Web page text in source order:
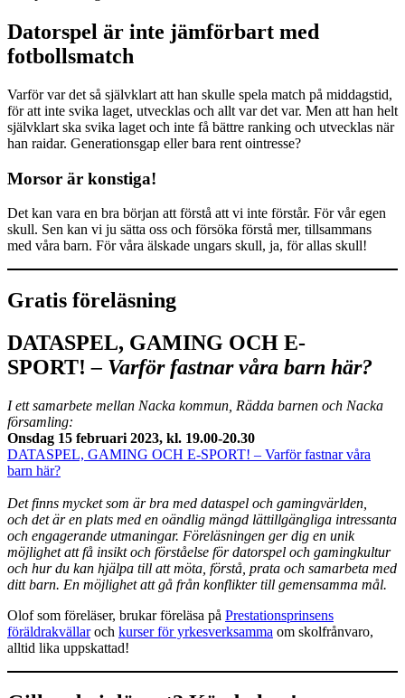
Datorspel är inte jämförbart med
fotbollsmatch
Varför var det så självklart att han skulle spela match på middagstid,
för att inte svika laget, utvecklas och allt var det var. Men att han helt
självklart ska svika laget och inte få bättre ranking och utvecklas när
han raidar. Generationsgap eller bara rent ointresse?
Morsor är konstiga!
Det kan vara en bra början att förstå att vi inte förstår. För vår egen
skull. Sen kan vi ju sätta oss och försöka förstå mer, tillsammans
med våra barn. För våra älskade ungars skull, ja, för allas skull!
Gratis föreläsning
DATASPEL, GAMING OCH E-
SPORT! – Varför fastnar våra barn här?
I ett samarbete mellan Nacka kommun, Rädda barnen och Nacka
församling:
Onsdag 15 februari 2023, kl. 19.00-20.30
DATASPEL, GAMING OCH E-SPORT! – Varför fastnar våra
barn här?
Det finns mycket som är bra med dataspel och gamingvärlden,
och det är en plats med en oändlig mängd lättillgängliga intressanta
och engagerande utmaningar. Föreläsningen ger dig en unik
möjlighet att få insikt och förståelse för datorspel och gamingkultur
och hur du kan hjälpa till att möta, förstå, prata och samarbeta med
ditt barn. En möjlighet att gå från konflikter till gemensamma mål.
Olof som föreläser, brukar föreläsa på Prestationsprinsens
föräldrakvällaroch kurser för yrkesverksamma om skolfrånvaro,
alltid lika uppskattad!